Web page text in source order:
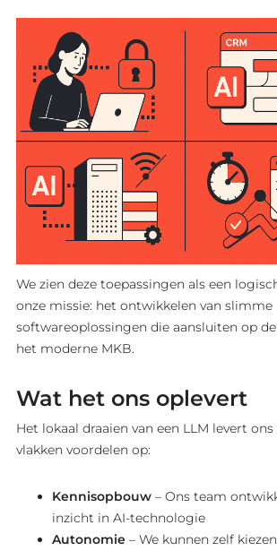
We zien deze toepassingen als een
onze missie: het ontwikkelen van slimme
softwareoplossingen die aansluiten op
het moderne MKB.
Wat het ons oplevert
Het lokaal draaien van een LLM levert
vlakken voordelen op:
Kennisopbouw – Ons team
inzicht in AI-technologie
Autonomie – We kunnen zelf